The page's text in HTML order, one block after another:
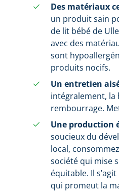
Des matériaux
un produit sain
de lit bébé de
avec des
sont
produits nocifs.
Un entretien
intégralement, la
rembourrage.
Une production
soucieux du
local,
société qui mise
équitable. Il
qui promeut la